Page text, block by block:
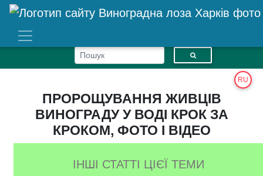
RU
ПРОРОЩУВАННЯ ЖИВЦІВ
ВИНОГРАДУ У ВОДІ КРОК ЗА
КРОКОМ, ФОТО І ВІДЕО
ІНШІ СТАТТІ ЦІЄЇ ТЕМИ